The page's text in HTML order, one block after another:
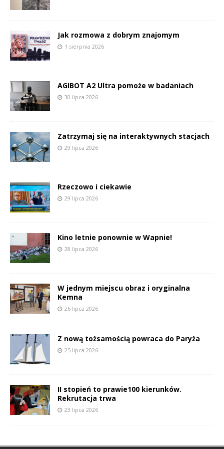
Jak rozmowa z dobrym znajomym
1 sierpnia 2026
AGIBOT A2 Ultra pomoże w badaniach
30 lipca 2026
Zatrzymaj się na interaktywnych stacjach
29 lipca 2026
Rzeczowo i ciekawie
29 lipca 2026
Kino letnie ponownie w Wapnie!
28 lipca 2026
W jednym miejscu obraz i oryginalna
Kemna
26 lipca 2026
Z nową tożsamością powraca do Paryża
25 lipca 2026
II stopień to prawie100 kierunków.
Rekrutacja trwa
23 lipca 2026